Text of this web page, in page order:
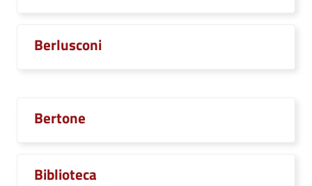
Berlusconi
Bertone
Biblioteca